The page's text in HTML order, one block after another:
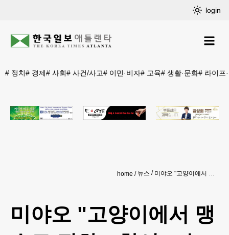
login
# 정치# 경제# 사회# 사건/사고# 이민·비자# 교육# 생활·문화# 라이프
home 뉴스 미야오 "고양이에서 맹수로 진화…한시도 눈 뗄 수 없어"
미야오 "고양이에서 맹